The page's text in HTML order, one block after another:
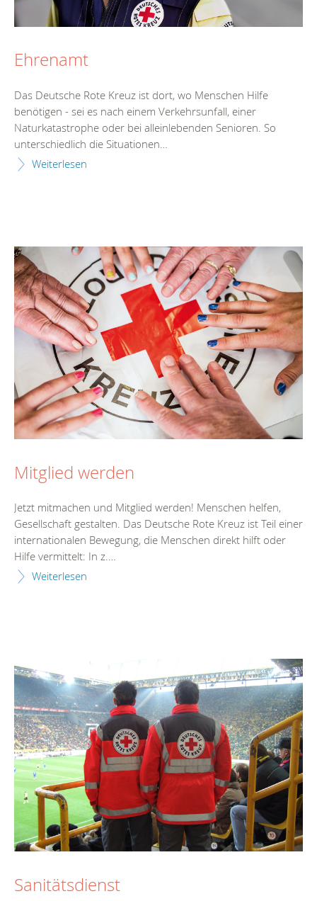
Ehrenamt
Das Deutsche Rote Kreuz ist dort, wo Menschen Hilfe
benötigen - sei es nach einem Verkehrsunfall, einer
Naturkatastrophe oder bei alleinlebenden Senioren. So
unterschiedlich die Situationen…
Weiterlesen
Mitglied werden
Jetzt mitmachen und Mitglied werden! Menschen helfen,
Gesellschaft gestalten. Das Deutsche Rote Kreuz ist Teil einer
internationalen Bewegung, die Menschen direkt hilft oder
Hilfe vermittelt: In z.…
Weiterlesen
Sanitätsdienst